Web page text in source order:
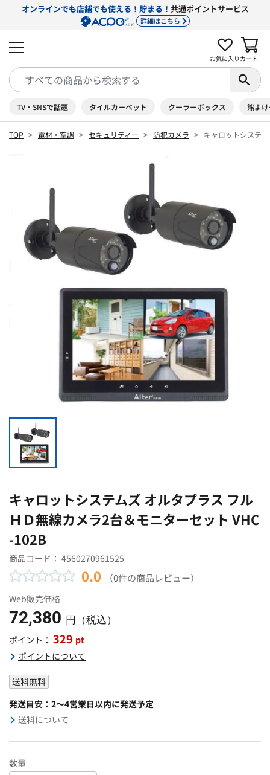
オンラインでも店舗でも使える！貯まる！ 共通ポイントサービス
詳細はこちら
お気に入り カート
TV・SNSで話題 タイルカーペット クーラーボックス 熊よ
TOP 電材・空調 セキュリティー 防犯カメラ キャロットシステ
キャロットシステムズ オルタプラス フル
ＨＤ無線カメラ2台＆モニターセット VHC
-102B
商品コード： 4560270961525
0.0 （0件の商品レビュー）
Web販売価格
72,380 円（税込）
ポイント： 329 pt
ポイントについて
送料無料
発送目安：2～4営業日以内に発送予定
送料について
数量